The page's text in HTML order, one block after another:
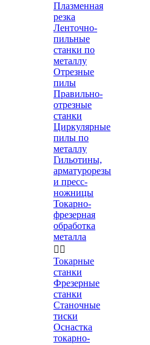
Плазменная
резка
Ленточно-
пильные
станки по
металлу
Отрезные
пилы
Правильно-
отрезные
станки
Циркулярные
пилы по
металлу
Гильотины,
арматурорезы
и пресс-
ножницы
Токарно-
фрезерная
обработка
металла
 
Токарные
станки
Фрезерные
станки
Станочные
тиски
Оснастка
токарно-